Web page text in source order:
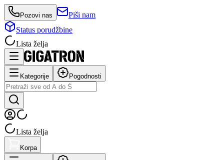
Pozovi nas
Piši nam
Status porudžbine
Lista želja
Kategorije Pogodnosti
Lista želja
Korpa